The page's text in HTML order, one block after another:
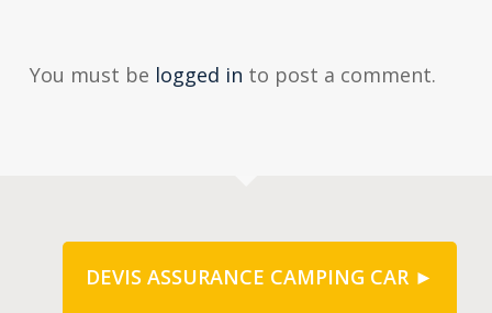
You must be logged in to post a comment.
DEVIS ASSURANCE CAMPING CAR ►